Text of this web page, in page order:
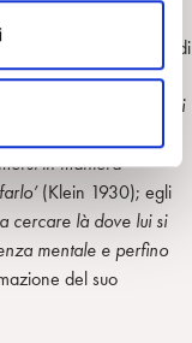
spesso riuscendovi, di
un non-senso, quella
‘…c’era, in lui, una quasi
emotivi con
in maniera
(Klein 1930); egli
cercare là dove lui si
mentale e perfino
del suo